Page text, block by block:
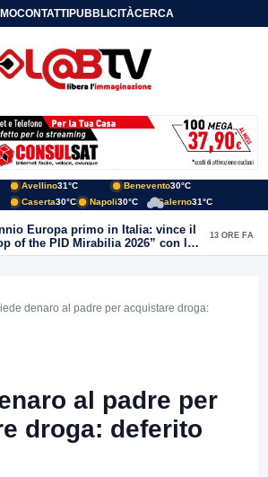
CONTATTIPUBBLICITÀCERCA
Avellino31°C Benevento30°C
Caserta30°C Napoli30°C Salerno31°C
Europa primo in Italia: vince il
of the PID Mirabilia 2026” con la
virtuale nei musei del Sannio
13 ORE FA
denaro al padre per acquistare droga:
al padre per
droga: deferito